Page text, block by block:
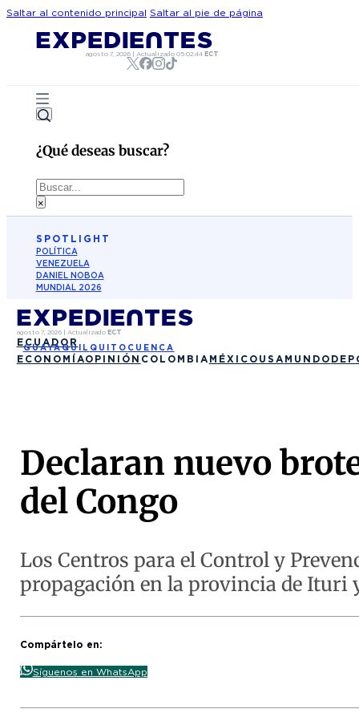
Saltar al contenido principal Saltar al pie de página
agosto 7, 2026 |Actualizado05:02:44 ECT
¿Qué deseas buscar?
Buscar
×
SPOTLIGHT
POLÍTICA
VENEZUELA
DANIEL NOBOA
MUNDIAL 2026
agosto 7, 2026| Actualizado ECT
ECUADOR
GUAYAQUIL QUITO CUENCA
ECONOMÍAOPINIÓN COLOMBIA MÉXICO USA MUNDO
Declaran nuevo
del Congo
Los Centros para el Control y
propagación en la provincia de Ituri
Compártelo en:
Síguenos en WhatsApp